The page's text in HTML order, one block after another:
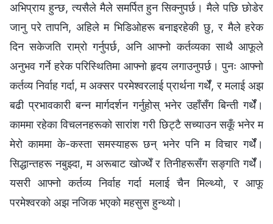
अभिप्राय हुन्छ, त्यसैले मैले समर्पित हुन सिक्नुपर्छ। मैले पछि छोडेर
जानु परे तापनि, अहिले म भिडिओहरू बनाइरहेकी छु, र मैले हरेक
दिन सकेजति राम्रो गर्नुपर्छ, अनि आफ्नो कर्तव्यका साथै आफूले
अनुभव गर्ने हरेक परिस्थितिमा आफ्नो हृदय लगाउनुपर्छ। पुनः आफ्नो
कर्तव्य निर्वाह गर्दा, म अक्सर परमेश्‍वरलाई प्रार्थना गर्थेँ, र मलाई अझ
बढी प्रभावकारी बन्न मार्गदर्शन गर्नुहोस् भनेर उहाँसँग बिन्ती गर्थेँ।
काममा रहेका विचलनहरूको सारांश गरी छिट्टै सच्याउन सकूँ भनेर म
मेरो काममा के-कस्ता समस्याहरू छन् भनेर पनि म विचार गर्थेँ।
सिद्धान्तहरू नबुझ्दा, म अरूबाट खोज्थेँ र तिनीहरूसँग सङ्गति गर्थेँ।
यसरी आफ्नो कर्तव्य निर्वाह गर्दा मलाई चैन मिल्थ्यो, र आफू
परमेश्‍वरको अझ नजिक भएको महसुस हुन्थ्यो।